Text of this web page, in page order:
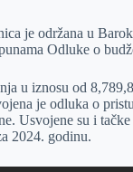
je održana u
Odluke o
u iznosu od
je odluka o
Usvojene su i
2024. godinu.